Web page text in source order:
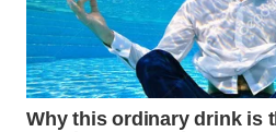
LPKKI